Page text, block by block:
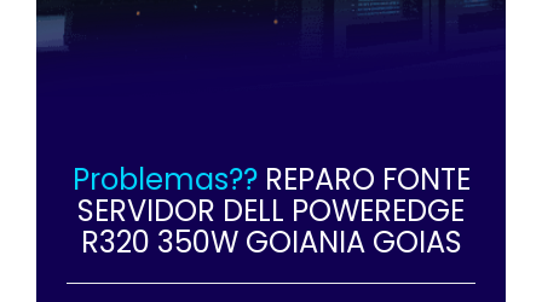
Problemas?? REPARO FONTE
SERVIDOR DELL POWEREDGE
R320 350W GOIANIA GOIAS